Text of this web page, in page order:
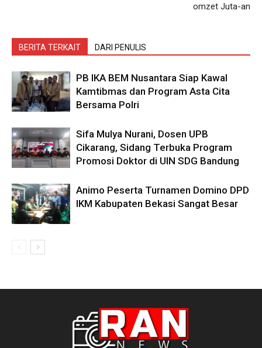
omzet Juta-an
BERITA TERKAIT DARI PENULIS
PB IKA BEM Nusantara Siap Kawal
Kamtibmas dan Program Asta Cita
Bersama Polri
Sifa Mulya Nurani, Dosen UPB
Cikarang, Sidang Terbuka Program
Promosi Doktor di UIN SDG Bandung
Animo Peserta Turnamen Domino DPD
IKM Kabupaten Bekasi Sangat Besar